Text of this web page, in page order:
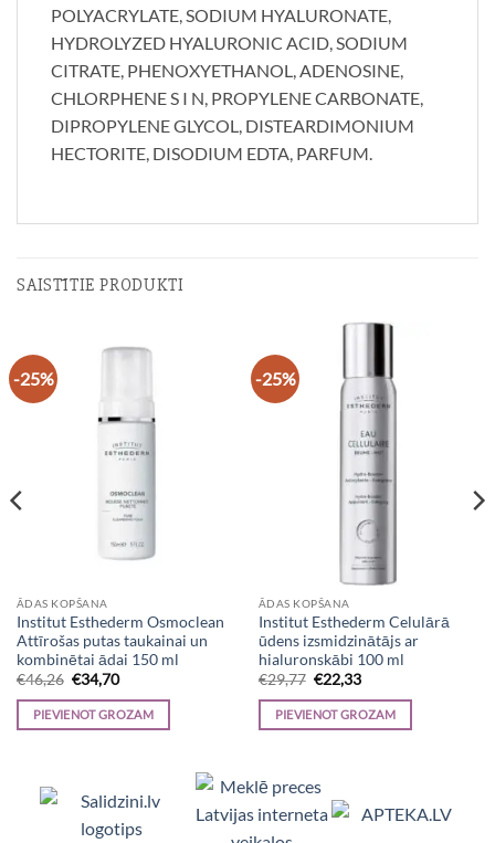
POLYACRYLATE, SODIUM HYALURONATE,
HYDROLYZED HYALURONIC ACID, SODIUM
CITRATE, PHENOXYETHANOL, ADENOSINE,
CHLORPHENE S I N, PROPYLENE CARBONATE,
DIPROPYLENE GLYCOL, DISTEARDIMONIUM
HECTORITE, DISODIUM EDTA, PARFUM.
SAISTĪTIE PRODUKTI
-25%
ĀDAS KOPŠANA
Institut Esthederm Osmoclean
Attīrošas putas taukainai un
kombinētai ādai 150 ml
€46,26 Original
price
was:
€46,26.
€34,70Current
is:
€34,70.
PIEVIENOT GROZAM
-25%
ĀDAS KOPŠANA
Institut Esthederm Celulārā
ūdens izsmidzinātājs ar
hialuronskābi 100 ml
€29,77 Original
price
was:
€29,77.
€22,33Current
is:
€22,33.
PIEVIENOT GROZAM
Viedpulksteņi, Makita, Ceļojumu